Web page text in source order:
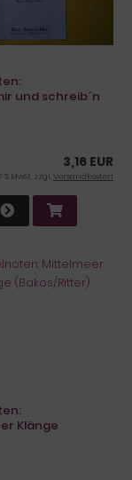
und schreib´n
3,16 EUR
% MwSt. zzgl.Versandkosten
Klänge